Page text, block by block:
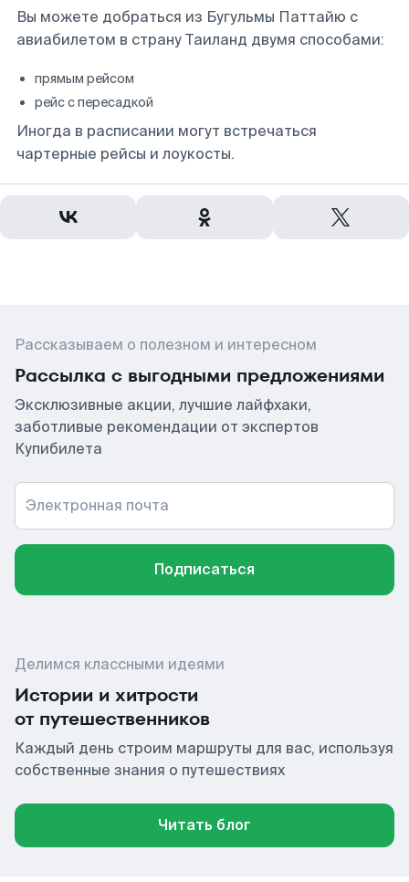
Вы можете добраться из Бугульмы Паттайю с
авиабилетом в страну Таиланд двумя способами:
прямым рейсом
рейс с пересадкой
Иногда в расписании могут встречаться
чартерные рейсы и лоукосты.
Рассказываем о полезном и интересном
Рассылка с выгодными предложениями
Эксклюзивные акции, лучшие лайфхаки,
заботливые рекомендации от экспертов
Купибилета
Электронная почта
Подписаться
Делимся классными идеями
Истории и хитрости
от путешественников
Каждый день строим маршруты для вас, используя
собственные знания о путешествиях
Читать блог